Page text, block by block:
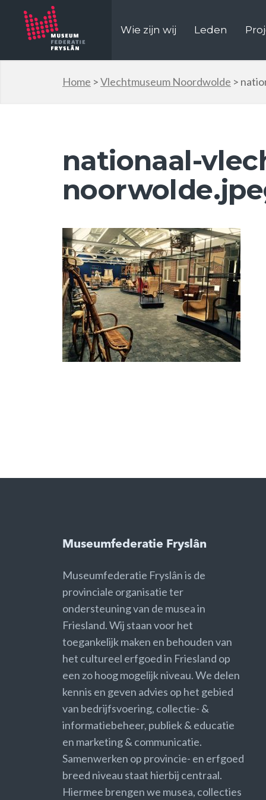
Wie zijn wij Leden
Home >Vlechtmuseum Noordwolde >
nationaal-
Museumfederatie Fryslân
Museumfederatie Fryslân is de
provinciale organisatie ter
ondersteuning van de musea in
Friesland. Wij staan voor het
toegankelijk maken en behouden van
het cultureel erfgoed in Friesland op
een zo hoog mogelijk niveau. We delen
kennis en geven advies op het gebied
van bedrijfsvoering, collectie- &
informatiebeheer, publiek & educatie
en marketing & communicatie.
Samenwerken op provincie- en erfgoed
breed niveau staat hierbij centraal.
Hiermee brengen we musea, collecties